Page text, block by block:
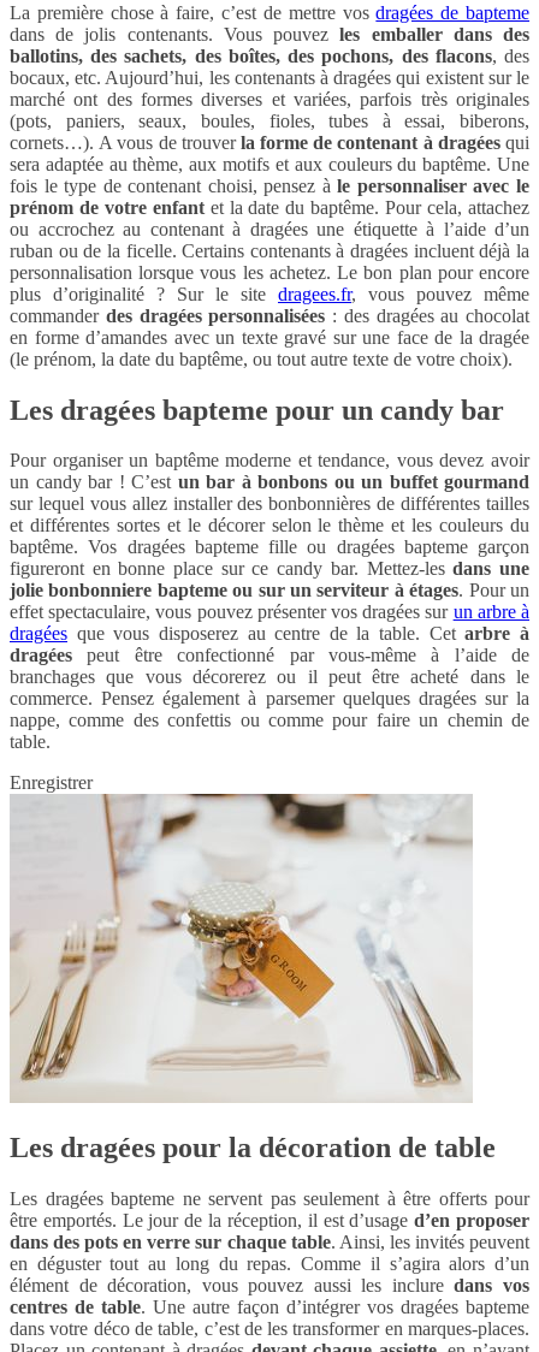
La première chose à faire, c’est de mettre vosdragées de bapteme
dans de jolis contenants. Vous pouvez les emballer dans des
ballotins, des sachets, des boîtes, des pochons, des flacons, des
bocaux, etc. Aujourd’hui, les contenants à dragées qui existent sur le
marché ont des formes diverses et variées, parfois très originales
(pots, paniers, seaux, boules, fioles, tubes à essai, biberons,
cornets…). A vous de trouverla forme de contenant à dragéesqui
sera adaptée au thème, aux motifs et aux couleurs du baptême. Une
fois le type de contenant choisi, pensez àle personnaliser avec le
prénom de votre enfantet la date du baptême. Pour cela, attachez
ou accrochez au contenant à dragées une étiquette à l’aide d’un
ruban ou de la ficelle. Certains contenants à dragées incluent déjà la
personnalisation lorsque vous les achetez. Le bon plan pour encore
plus d’originalité ? Sur le site dragees.fr, vous pouvez même
commander des dragées personnalisées : des dragées au chocolat
en forme d’amandes avec un texte gravé sur une face de la dragée
(le prénom, la date du baptême, ou tout autre texte de votre choix).
Les dragées bapteme pour un candy bar
Pour organiser un baptême moderne et tendance, vous devez avoir
un candy bar ! C’est un bar à bonbons ou un buffet gourmand
sur lequel vous allez installer des bonbonnières de différentes tailles
et différentes sortes et le décorer selon le thème et les couleurs du
baptême. Vos dragées bapteme fille ou dragées bapteme garçon
figureront en bonne place sur ce candy bar. Mettez-lesdans une
jolie bonbonniere bapteme ou sur un serviteur à étages. Pour un
effet spectaculaire, vous pouvez présenter vos dragées sur un arbre à
dragées que vous disposerez au centre de la table. Cetarbre à
dragées peut être confectionné par vous-même à l’aide de
branchages que vous décorerez ou il peut être acheté dans le
commerce. Pensez également à parsemer quelques dragées sur la
nappe, comme des confettis ou comme pour faire un chemin de
table.
Enregistrer
Les dragées pour la décoration de table
Les dragées bapteme ne servent pas seulement à être offerts pour
être emportés. Le jour de la réception, il est d’usaged’en proposer
dans des pots en verre sur chaque table. Ainsi, les invités peuvent
en déguster tout au long du repas. Comme il s’agira alors d’un
élément de décoration, vous pouvez aussi les incluredans vos
centres de table. Une autre façon d’intégrer vos dragées bapteme
dans votre déco de table, c’est de les transformer en marques-places.